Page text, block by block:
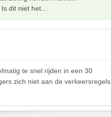
dit niet het...
te snel rijden in een 30
zich niet aan de verkeersregels